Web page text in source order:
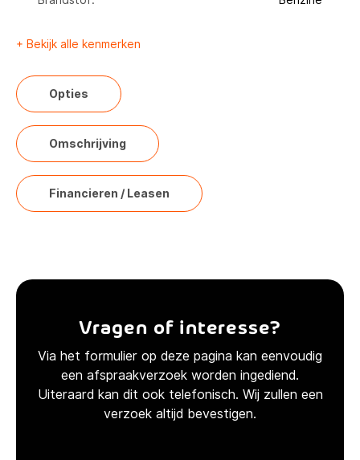
+ Bekijk alle kenmerken
Opties
Omschrijving
Financieren / Leasen
Vragen of interesse?
Via het formulier op deze pagina kan eenvoudig
een afspraakverzoek worden ingediend.
Uiteraard kan dit ook telefonisch. Wij zullen een
verzoek altijd bevestigen.